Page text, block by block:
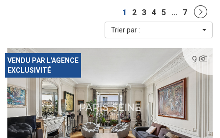
1 2 3 4 5 ... 7
Trier par :
9
VENDU PAR L'AGENCE
EXCLUSIVITÉ